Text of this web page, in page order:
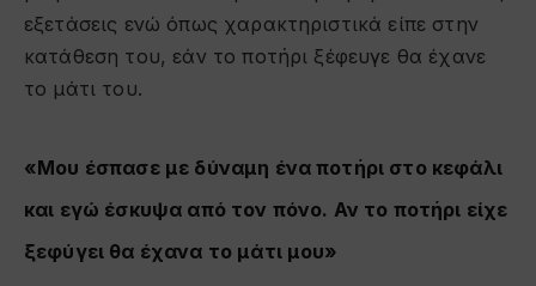
εξετάσεις ενώ όπως χαρακτηριστικά είπε στην
κατάθεση του, εάν το ποτήρι ξέφευγε θα έχανε
το μάτι του.
«Μου έσπασε με δύναμη ένα ποτήρι στο κεφάλι
και εγώ έσκυψα από τον πόνο. Αν το ποτήρι είχε
ξεφύγει θα έχανα το μάτι μου»